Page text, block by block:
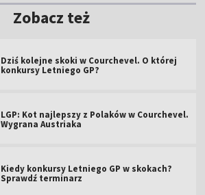
Zobacz też
Dziś kolejne skoki w Courchevel. O której
konkursy Letniego GP?
LGP: Kot najlepszy z Polaków w Courchevel.
Wygrana Austriaka
Kiedy konkursy Letniego GP w skokach?
Sprawdź terminarz